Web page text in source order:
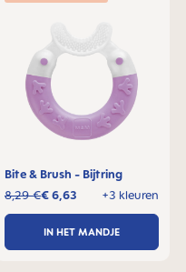
Bite & Brush - Bijtring
+3 kleuren
€ 6,63
8,29 €
IN HET MANDJE